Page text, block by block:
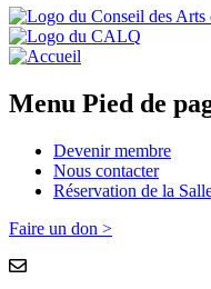
Menu Pied de
Devenir membre
Nous contacter
Réservation de la
Faire un don >